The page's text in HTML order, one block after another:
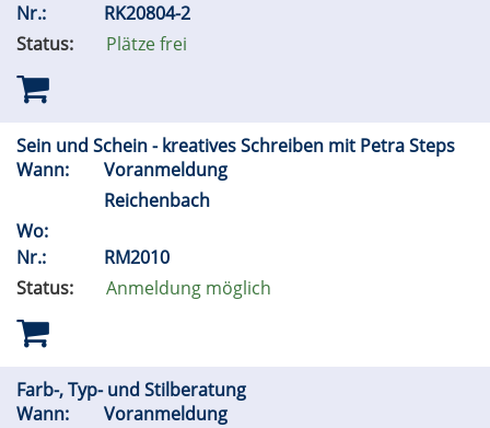
Nr.:
RK20804-2
Status:
Plätze frei
Sein und Schein - kreatives Schreiben mit Petra Steps
Wann:
Voranmeldung
Reichenbach
Wo:
Nr.:
RM2010
Status:
Anmeldung möglich
Farb-, Typ- und Stilberatung
Wann:
Voranmeldung